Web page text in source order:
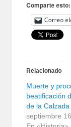
Comparte esto:
Correo
Relacionado
Muerte y
beatificación
de la Calzada
septiembre